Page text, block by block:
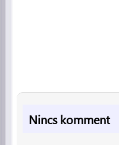
Nincs komment